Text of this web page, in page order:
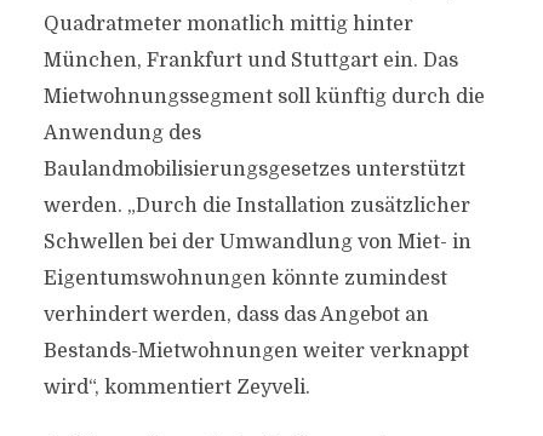
Quadratmeter monatlich mittig hinter
München, Frankfurt und Stuttgart ein. Das
Mietwohnungssegment soll künftig durch die
Anwendung des
Baulandmobilisierungsgesetzes unterstützt
werden. „Durch die Installation zusätzlicher
Schwellen bei der Umwandlung von Miet- in
Eigentumswohnungen könnte zumindest
verhindert werden, dass das Angebot an
Bestands-Mietwohnungen weiter verknappt
wird“, kommentiert Zeyveli.